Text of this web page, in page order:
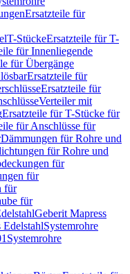
Ersatzteile für
T-StückeErsatzteile für T-
für Innenliegende
für Übergänge
Ersatzteile für
Ersatzteile für
Verteiler mit
Ersatzteile für T-Stücke für
für Anschlüsse für
Dämmungen für Rohre und
für Rohre und
für
für
für
für
Geberit Mapress
EdelstahlSystemrohre
Systemrohre